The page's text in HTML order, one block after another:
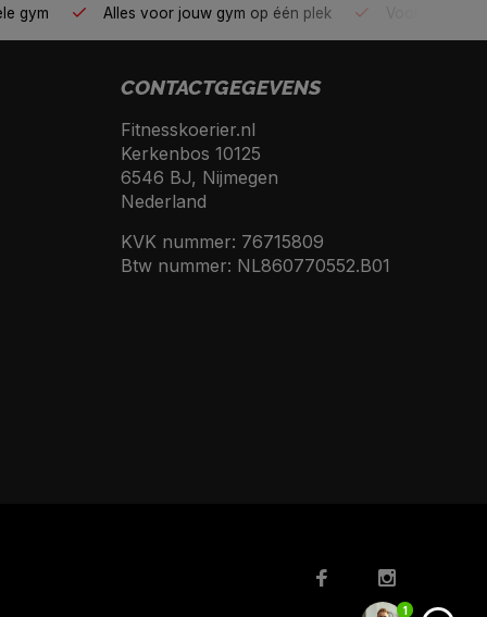
gym Alles voor jouw gym op één plek
CONTACTGEGEVENS
Fitnesskoerier.nl
Kerkenbos 10125
6546 BJ, Nijmegen
Nederland
KVK nummer: 76715809
Btw nummer: NL860770552.B01
1